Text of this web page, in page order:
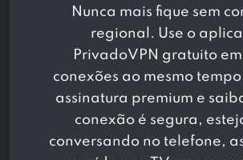
Nunca mais fique sem
regional. Use o
PrivadoVPN gratuito em
conexões ao mesmo tempo
assinatura premium e
conexão é segura,
conversando no telefone,